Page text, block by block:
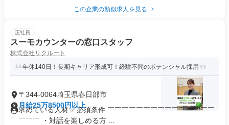
この企業の類似求人を見る
正社員
スーモカウンターの窓口スタッフ
株式会社リクルート
年休140日！長期キャリア形成可！経験不問のポテンシャル採用
〒344-0064埼玉県春日部市
月給25万8500円以上
求めている人材 ✅必須条件 ￣￣￣￣￣￣￣￣￣￣￣￣￣￣￣
￣￣￣ ・対話を楽しめる方 ...